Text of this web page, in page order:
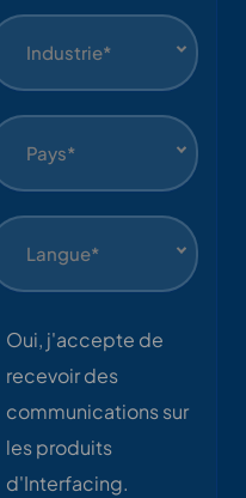
Industrie*
Pays*
Langue*
Oui, j'accepte de
recevoir des
communications sur
les produits
d'Interfacing.